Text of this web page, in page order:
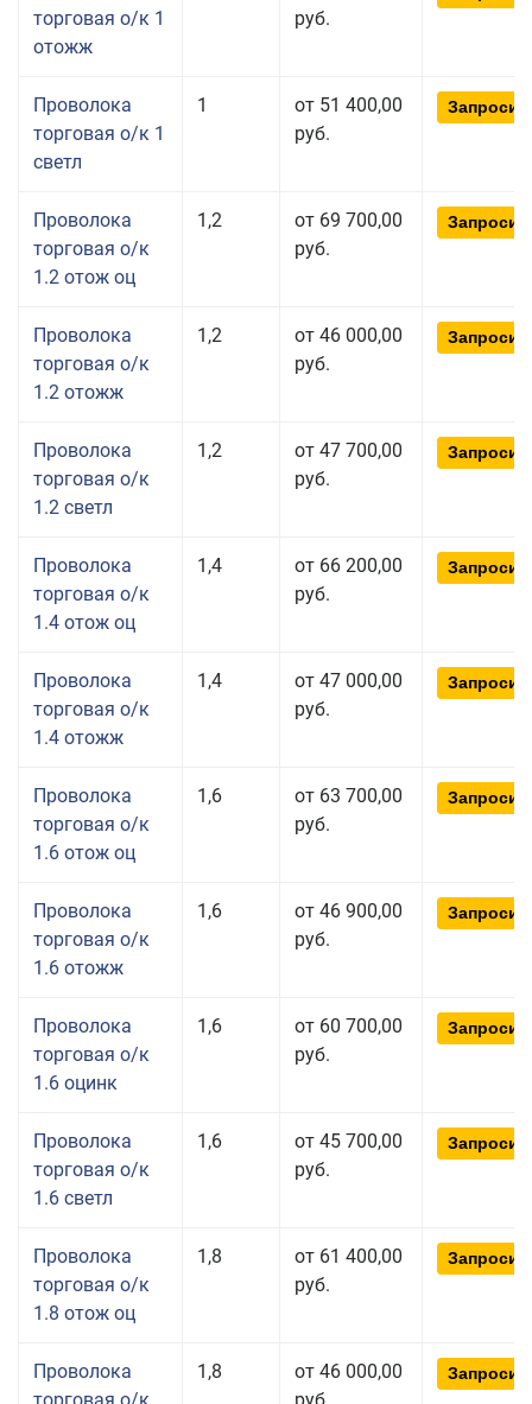
торговая о/к 1
отожж
руб.
Проволока
торговая о/к 1
светл
1
от 51 400,00
руб.
Проволока
торговая о/к
1.2 отож оц
1,2
от 69 700,00
руб.
Проволока
торговая о/к
1.2 отожж
1,2
от 46 000,00
руб.
Проволока
торговая о/к
1.2 светл
1,2
от 47 700,00
руб.
Проволока
торговая о/к
1.4 отож оц
1,4
от 66 200,00
руб.
Проволока
торговая о/к
1.4 отожж
1,4
от 47 000,00
руб.
Проволока
торговая о/к
1.6 отож оц
1,6
от 63 700,00
руб.
Проволока
торговая о/к
1.6 отожж
1,6
от 46 900,00
руб.
Проволока
торговая о/к
1.6 оцинк
1,6
от 60 700,00
руб.
Проволока
торговая о/к
1.6 светл
1,6
от 45 700,00
руб.
Проволока
торговая о/к
1.8 отож оц
1,8
от 61 400,00
руб.
Проволока
1,8
от 46 000,00